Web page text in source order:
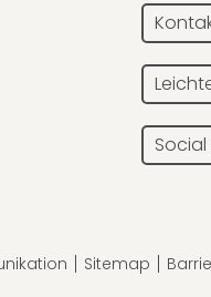
Sitemap